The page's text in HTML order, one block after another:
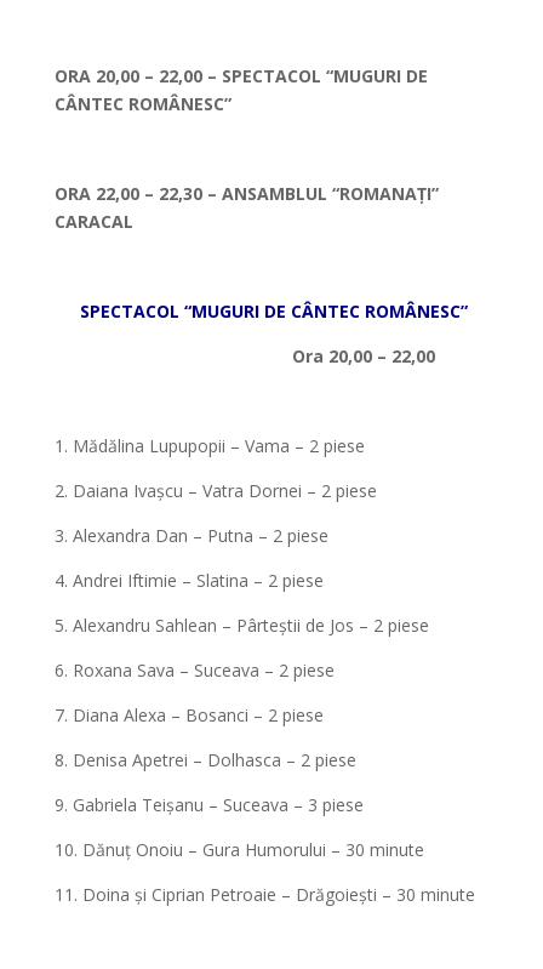
ORA 20,00 – 22,00 – SPECTACOL “MUGURI DE
CÂNTEC ROMÂNESC”
ORA 22,00 – 22,30 – ANSAMBLUL “ROMANAȚI”
CARACAL
SPECTACOL “MUGURI DE CÂNTEC ROMÂNESC”
Ora 20,00 – 22,00
1. Mădălina Lupupopii – Vama – 2 piese
2. Daiana Ivașcu – Vatra Dornei – 2 piese
3. Alexandra Dan – Putna – 2 piese
4. Andrei Iftimie – Slatina – 2 piese
5. Alexandru Sahlean – Pârteștii de Jos – 2 piese
6. Roxana Sava – Suceava – 2 piese
7. Diana Alexa – Bosanci – 2 piese
8. Denisa Apetrei – Dolhasca – 2 piese
9. Gabriela Teișanu – Suceava – 3 piese
10. Dănuț Onoiu – Gura Humorului – 30 minute
11. Doina și Ciprian Petroaie – Drăgoiești – 30 minute